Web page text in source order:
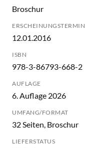
Broschur
ERSCHEINUNGSTERMIN
12.01.2016
ISBN
978-3-86793-668-2
AUFLAGE
6. Auflage 2026
UMFANG/FORMAT
32 Seiten, Broschur
LIEFERSTATUS